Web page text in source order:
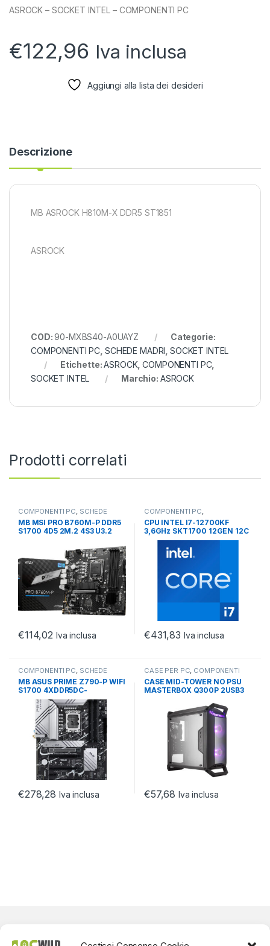
ASROCK – SOCKET INTEL – COMPONENTI PC
€122,96 Iva inclusa
Aggiungi alla lista dei desideri
Descrizione
MB ASROCK H810M-X DDR5 ST1851
ASROCK
COD:90-MXBS40-A0UAYZ
Categorie:
COMPONENTI PC SCHEDE MADRI SOCKET INTEL
Etichette:ASROCK,COMPONENTI PC,
SOCKET INTEL
Marchio: ASROCK
Prodotti correlati
COMPONENTI PC, SCHEDE
MADRI,SOCKET INTEL
MB MSI PRO B760M-P DDR5
S1700 4D5 2M.2 4S3 U3.2
€114,02 Iva inclusa
COMPONENTI PC,
PROCESSORI, PROCESSORI
INTEL
CPU INTEL I7-12700KF
3,6GHz SKT1700 12GEN 12C
25MB 20T 7NM 190W
€431,83 Iva inclusa
COMPONENTI PC, SCHEDE
MADRI, SOCKET INTEL
MB ASUS PRIME Z790-P WIFI
S1700 4XDDR5DC-
7000(O.C.) 4SS DP/HDMI
€278,28 Iva inclusa
CASE PER PC, COMPONENTI
PC ,GAMING CASE
CASE MID-TOWER NO PSU
MASTERBOX Q300P 2USB3
€57,68 Iva inclusa